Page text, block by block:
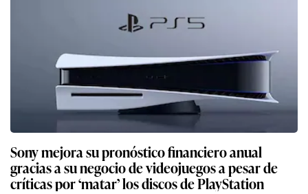
Sony mejora su pronóstico financiero anual
gracias a su negocio de videojuegos a pesar de
críticas por ‘matar’ los discos de PlayStation